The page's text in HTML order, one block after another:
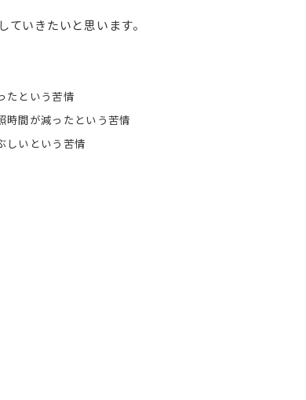
いきたいと思います。
たという苦情
時間が減ったという苦情
しいという苦情